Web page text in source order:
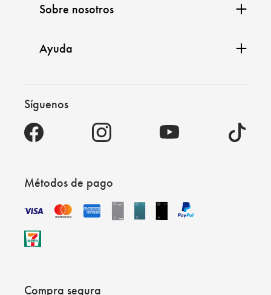
Sobre nosotros
Ayuda
Síguenos
Métodos de pago
Compra segura